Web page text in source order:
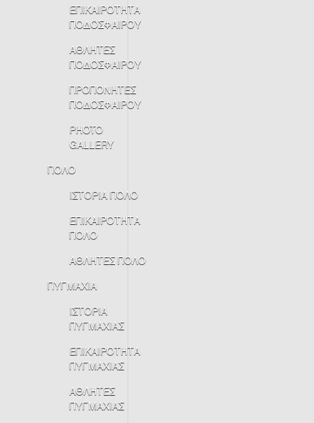
ΕΠΙΚΑΙΡΟΤΗΤΑ
ΠΟΔΟΣΦΑΙΡΟΥ
ΑΘΛΗΤΕΣ
ΠΟΔΟΣΦΑΙΡΟΥ
ΠΡΟΠΟΝΗΤΕΣ
ΠΟΔΟΣΦΑΙΡΟΥ
PHOTO
GALLERY
ΠΟΛΟ
ΙΣΤΟΡΙΑ ΠΟΛΟ
ΕΠΙΚΑΙΡΟΤΗΤΑ
ΠΟΛΟ
ΑΘΛΗΤΕΣ ΠΟΛΟ
ΠΥΓΜΑΧΙΑ
ΙΣΤΟΡΙΑ
ΠΥΓΜΑΧΙΑΣ
ΕΠΙΚΑΙΡΟΤΗΤΑ
ΠΥΓΜΑΧΙΑΣ
ΑΘΛΗΤΕΣ
ΠΥΓΜΑΧΙΑΣ